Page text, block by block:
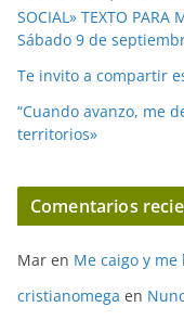
SOCIAL» TEXTO
Sábado 9 de
Te invito a compartir
“Cuando avanzo, me
territorios»
Comentarios
Mar en Me caigo y me
cristianomega en